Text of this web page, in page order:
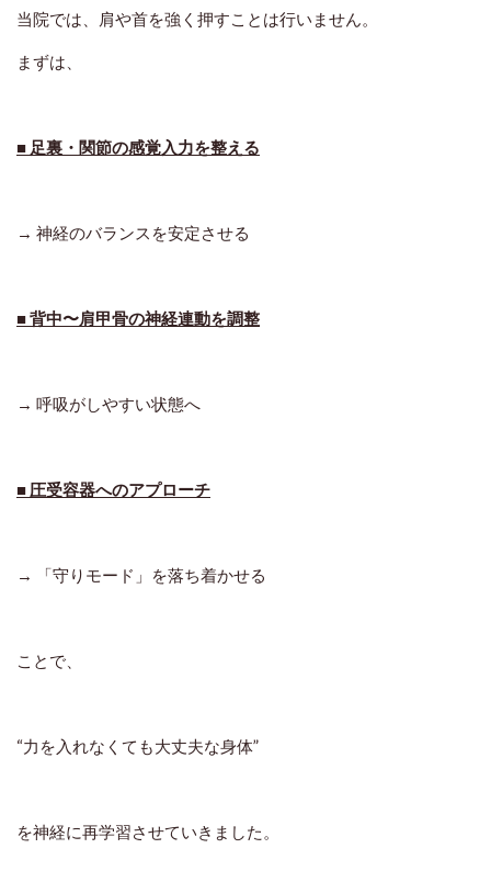
当院では、肩や首を強く押すことは行いません。
まずは、
■ 足裏・関節の感覚入力を整える
→ 神経のバランスを安定させる
■ 背中〜肩甲骨の神経連動を調整
→ 呼吸がしやすい状態へ
■ 圧受容器へのアプローチ
→ 「守りモード」を落ち着かせる
ことで、
“力を入れなくても大丈夫な身体”
を神経に再学習させていきました。